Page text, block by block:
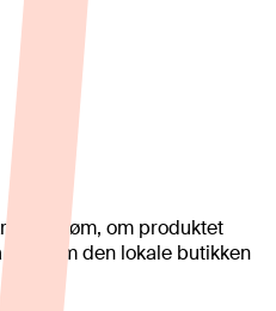
om produktet
om den lokale butikken